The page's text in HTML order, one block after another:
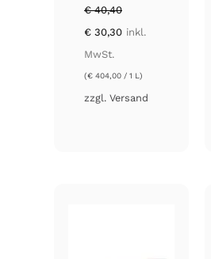
€40,40
Ursprünglicher
Preis
war:
€ 30,30
Aktueller
Preis
inkl.
MwSt.
(€ 404,00 / 1 L)
zzgl. Versand